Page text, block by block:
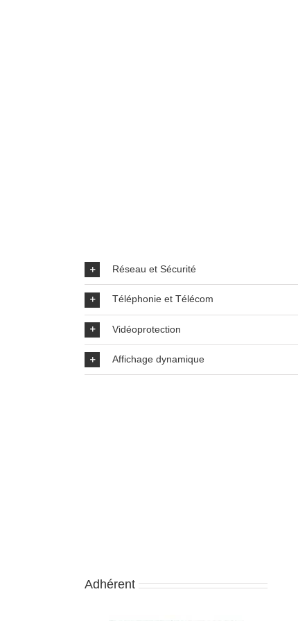
Réseau et Sécurité
Téléphonie et Télécom
Vidéoprotection
Affichage dynamique
Adhérent